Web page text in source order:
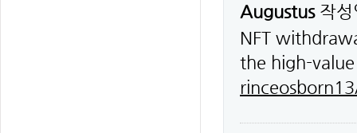
Augustus작
NFT
the high-